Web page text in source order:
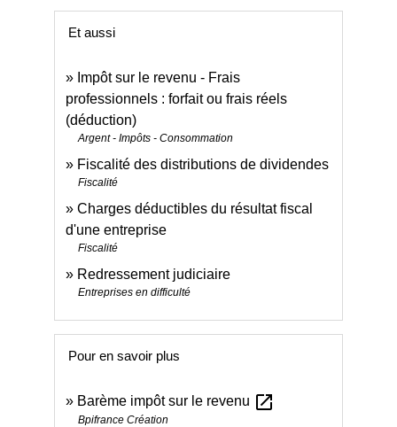
Et aussi
Impôt sur le revenu - Frais
professionnels : forfait ou frais réels
(déduction)
Argent - Impôts - Consommation
Fiscalité des distributions de dividendes
Fiscalité
Charges déductibles du résultat fiscal
d'une entreprise
Fiscalité
Redressement judiciaire
Entreprises en difficulté
Pour en savoir plus
Barème impôt sur le revenu open_in_new
Bpifrance Création